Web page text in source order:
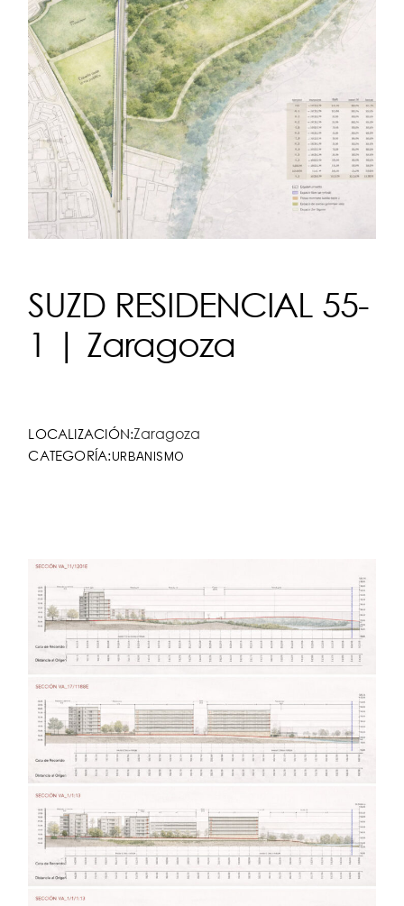
SUZD RESIDENCIAL 55-
1 | Zaragoza
LOCALIZACIÓN:Zaragoza
CATEGORÍA:URBANISMO